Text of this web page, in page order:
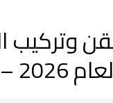
وتركيب
– 2027